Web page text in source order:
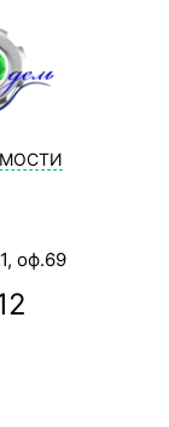
оф.69